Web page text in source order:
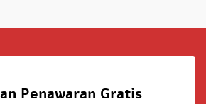
Penawaran Gratis